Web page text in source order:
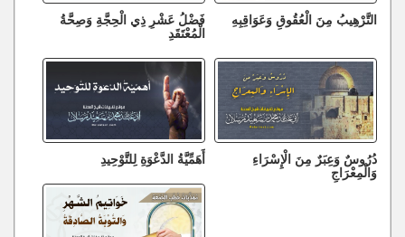
التَّرْهِيبُ مِنَ الْعُقُوقِ وَعَوَاقِبِهِ فَضْلُ عَشْرِ ذِي الْحِجَّةِ وَصِحَّةُ
الْمُعْتَقَدِ
دُرُوسٌ وَعِبَرٌ مِنَ الْإِسْرَاءِ
وَالْمِعْرَاجِ
أَهَمِّيَّةُ الدَّعْوَةِ لِلتَّوْحِيدِ